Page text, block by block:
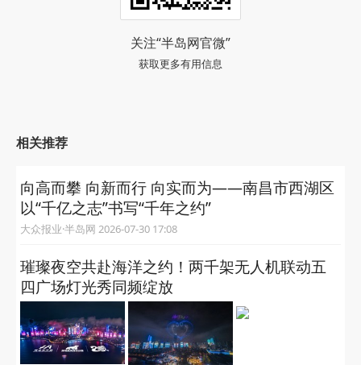
关注“半岛网官微”
获取更多有用信息
相关推荐
向高而攀 向新而行 向实而为——南昌市西湖区
以“千亿之志”书写“千年之约”
大众报业·半岛网 2026-07-30 17:08
璀璨夜空共赴海洋之约！两千架无人机联动五
四广场灯光秀同频绽放